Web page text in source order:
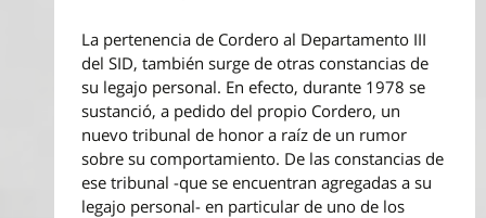
La pertenencia de Cordero al Departamento III
del SID, también surge de otras constancias de
su legajo personal. En efecto, durante 1978 se
sustanció, a pedido del propio Cordero, un
nuevo tribunal de honor a raíz de un rumor
sobre su comportamiento. De las constancias de
ese tribunal -que se encuentran agregadas a su
legajo personal- en particular de uno de los